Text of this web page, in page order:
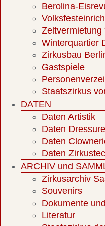
Berolina-
Zeltvermietung
Winterquartier
Zirkusbau
Gastspiele
Staatszirkus
DATEN
Daten Artistik
Daten
Daten
Daten
ARCHIV und
Zirkusarchiv
Souvenirs
Dokumente
Literatur